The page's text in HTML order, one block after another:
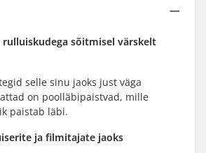
rulluiskudega sõitmisel värskelt
selle sinu jaoks just väga
on poolläbipaistvad, mille
paistab läbi.
ja filmitajate jaoks